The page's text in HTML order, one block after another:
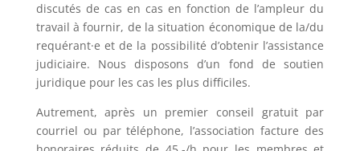
discutés de cas en cas en fonction de l’ampleur du
travail à fournir, de la situation économique de la/du
requérant·e et de la possibilité d’obtenir l’assistance
judiciaire. Nous disposons d’un fond de soutien
juridique pour les cas les plus difficiles.
Autrement, après un premier conseil gratuit par
courriel ou par téléphone, l’association facture des